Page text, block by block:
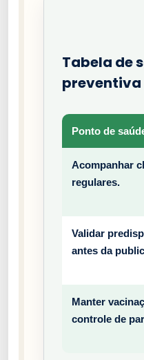
Tabela de
preventiva
Ponto de
Acompanhar
regulares.
Validar
antes da
Manter
controle de